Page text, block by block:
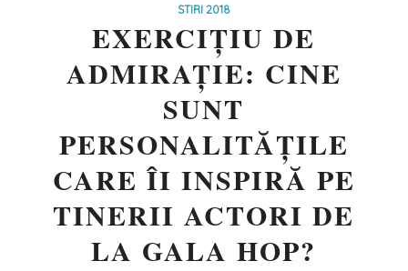
STIRI 2018
EXERCIȚIU DE
ADMIRAȚIE: CINE
SUNT
PERSONALITĂȚILE
CARE ÎI INSPIRĂ PE
TINERII ACTORI DE
LA GALA HOP?